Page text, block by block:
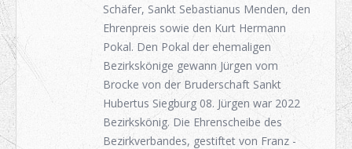
Schäfer, Sankt Sebastianus Menden, den
Ehrenpreis sowie den Kurt Hermann
Pokal. Den Pokal der ehemaligen
Bezirkskönige gewann Jürgen vom
Brocke von der Bruderschaft Sankt
Hubertus Siegburg 08. Jürgen war 2022
Bezirkskönig. Die Ehrenscheibe des
Bezirkverbandes, gestiftet von Franz -